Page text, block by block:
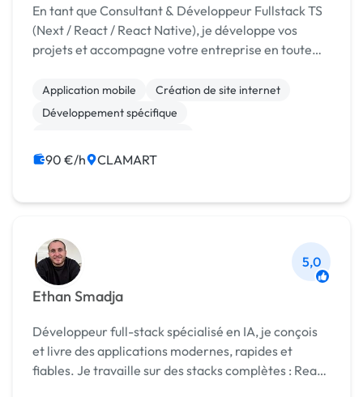
En tant que Consultant & Développeur Fullstack TS
(Next / React / React Native), je développe vos
projets et accompagne votre entreprise en toute
présence digitale et garantir à votre activité -
stabili...
Application mobile
Création de site internet
Développement spécifique
90 €/h CLAMART
Ethan Smadja
5,0
Développeur full-stack spécialisé en IA, je conçois
et livre des applications modernes, rapides et
fiables. Je travaille sur des stacks complètes : React